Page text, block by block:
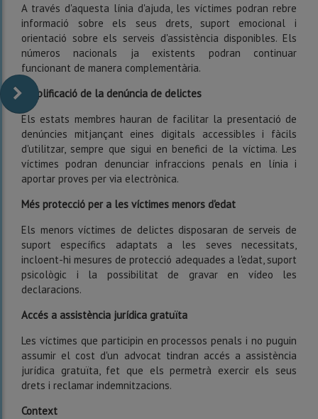
A través d'aquesta línia d'ajuda, les víctimes podran rebre
informació sobre els seus drets, suport emocional i
orientació sobre els serveis d'assistència disponibles. Els
números nacionals ja existents podran continuar
funcionant de manera complementària.
Simplificació de la denúncia de delictes
Els estats membres hauran de facilitar la presentació de
denúncies mitjançant eines digitals accessibles i fàcils
d'utilitzar, sempre que sigui en benefici de la víctima. Les
víctimes podran denunciar infraccions penals en línia i
aportar proves per via electrònica.
Més protecció per a les víctimes menors d'edat
Els menors víctimes de delictes disposaran de serveis de
suport específics adaptats a les seves necessitats,
incloent-hi mesures de protecció adequades a l'edat, suport
psicològic i la possibilitat de gravar en vídeo les
declaracions.
Accés a assistència jurídica gratuïta
Les víctimes que participin en processos penals i no puguin
assumir el cost d'un advocat tindran accés a assistència
jurídica gratuïta, fet que els permetrà exercir els seus
drets i reclamar indemnitzacions.
Context